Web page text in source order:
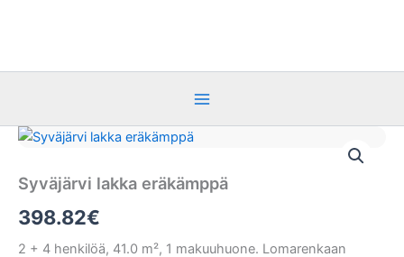
Syväjärvi lakka eräkämppä
398.82€
2 + 4 henkilöä, 41.0 m², 1 makuuhuone. Lomarenkaan